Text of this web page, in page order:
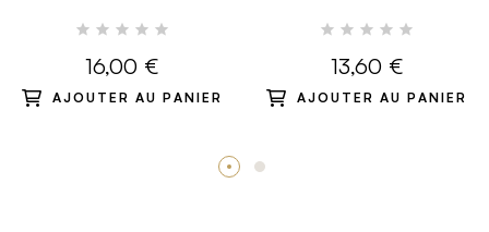
16,00 €
AJOUTER AU PANIER
13,60 €
AJOUTER AU PANIER